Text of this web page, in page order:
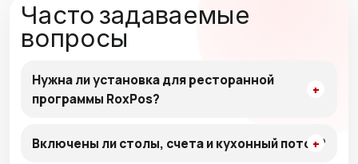
Часто задаваемые
вопросы
Нужна ли установка для ресторанной
программы RoxPos?
Включены ли столы, счета и кухонный поток?